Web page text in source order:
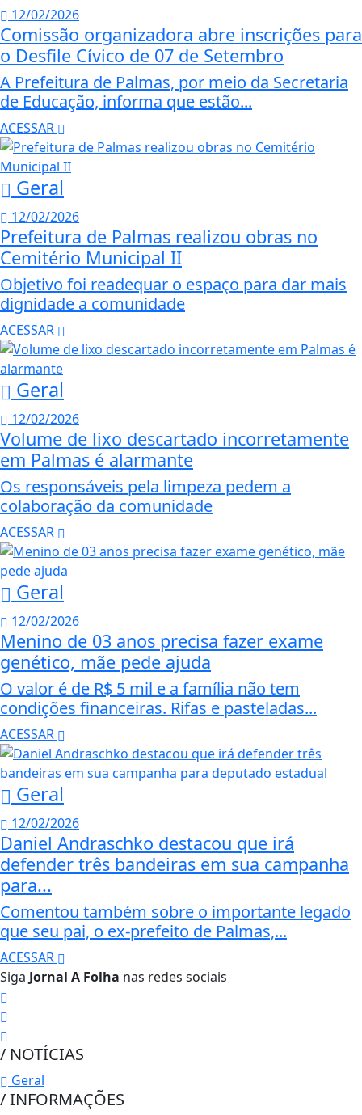
12/02/2026
Comissão organizadora abre inscrições para
o Desfile Cívico de 07 de Setembro
A Prefeitura de Palmas, por meio da Secretaria
de Educação, informa que estão...
ACESSAR
Geral
12/02/2026
Prefeitura de Palmas realizou obras no
Cemitério Municipal II
Objetivo foi readequar o espaço para dar mais
dignidade a comunidade
ACESSAR
Geral
12/02/2026
Volume de lixo descartado incorretamente
em Palmas é alarmante
Os responsáveis pela limpeza pedem a
colaboração da comunidade
ACESSAR
Geral
12/02/2026
Menino de 03 anos precisa fazer exame
genético, mãe pede ajuda
O valor é de R$ 5 mil e a família não tem
condições financeiras. Rifas e pasteladas...
ACESSAR
Geral
12/02/2026
Daniel Andraschko destacou que irá
defender três bandeiras em sua campanha
para...
Comentou também sobre o importante legado
que seu pai, o ex-prefeito de Palmas,...
ACESSAR
Siga Jornal A Folha nas redes sociais
/ NOTÍCIAS
Geral
/ INFORMAÇÕES